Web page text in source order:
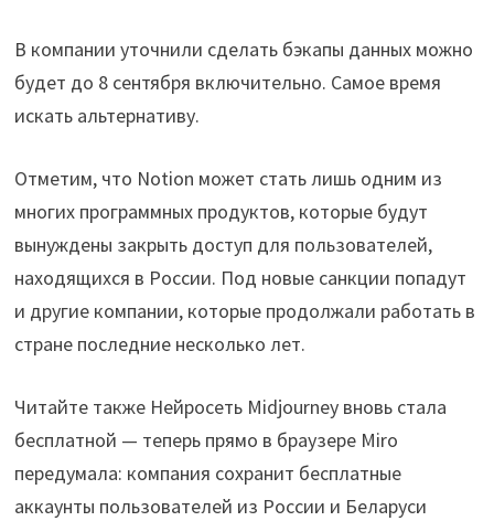
В компании уточнили сделать бэкапы данных можно
будет до 8 сентября включительно. Самое время
искать альтернативу.
Отметим, что Notion может стать лишь одним из
многих программных продуктов, которые будут
вынуждены закрыть доступ для пользователей,
находящихся в России. Под новые санкции попадут
и другие компании, которые продолжали работать в
стране последние несколько лет.
Читайте также Нейросеть Midjourney вновь стала
бесплатной — теперь прямо в браузере Miro
передумала: компания сохранит бесплатные
аккаунты пользователей из России и Беларуси